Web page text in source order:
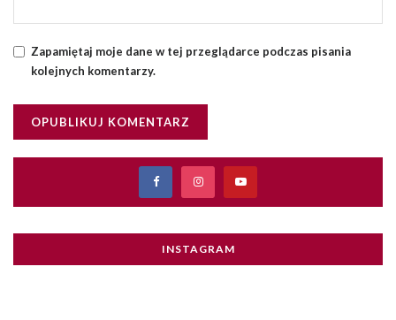
Zapamiętaj moje dane w tej przeglądarce podczas pisania
kolejnych komentarzy.
INSTAGRAM